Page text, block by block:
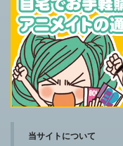
当サイトについて